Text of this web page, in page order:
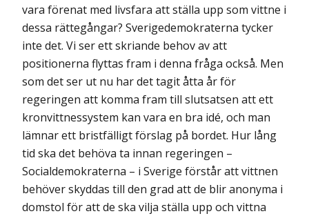
vara förenat med livsfara att ställa upp som vittne i
dessa rättegångar? Sverigedemokraterna tycker
inte det. Vi ser ett skriande behov av att
positionerna flyttas fram i denna fråga också. Men
som det ser ut nu har det tagit åtta år för
regeringen att komma fram till slutsatsen att ett
kronvittnessystem kan vara en bra idé, och man
lämnar ett bristfälligt förslag på bordet. Hur lång
tid ska det behöva ta innan regeringen –
Socialdemokraterna – i Sverige förstår att vittnen
behöver skyddas till den grad att de blir anonyma i
domstol för att de ska vilja ställa upp och vittna